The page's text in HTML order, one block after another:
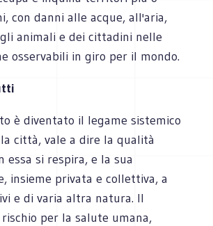
con danni alle acque, all'aria,
animali e dei cittadini nelle
osservabili in giro per il mondo.
è diventato il legame sistemico
città, vale a dire la qualità
essa si respira, e la sua
insieme privata e collettiva, a
e di varia altra natura. Il
per la salute umana,